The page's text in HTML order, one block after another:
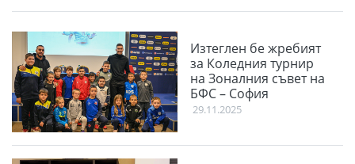
Изтеглен бе жребият
за Коледния турнир
на Зоналния съвет на
БФС – София
29.11.2025